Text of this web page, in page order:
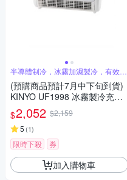
半導體制冷，冰霧加濕製冷，有效體
感降溫
(預購商品預計7月中下旬到貨)
KINYO UF1998 冰霧製冷充電
風扇
$2,052 $2,159
5 (1)
限時下殺 券
加入購物車